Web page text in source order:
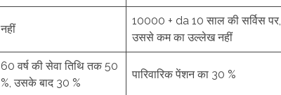
नहीं
10000 + da 10 साल की सर्विस पर,
उससे कम का उल्लेख नहीं
60 वर्ष की सेवा तिथि तक 50
%, उसके बाद 30 %
पारिवारिक पेंशन का 30 %